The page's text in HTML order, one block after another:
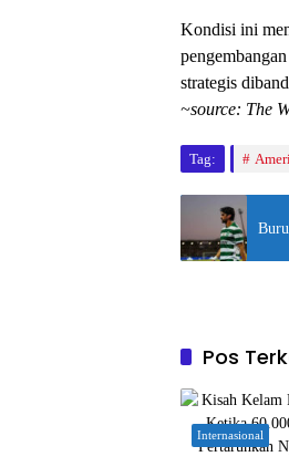
Kondisi ini
strategis
~source: The
Tag:
Pos
Internasional